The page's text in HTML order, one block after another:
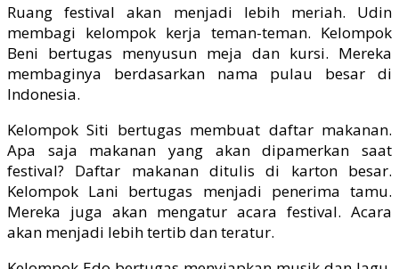
Ruang festival akan menjadi lebih meriah. Udin
membagi kelompok kerja teman-teman. Kelompok
Beni bertugas menyusun meja dan kursi. Mereka
membaginya berdasarkan nama pulau besar di
Indonesia.
Kelompok Siti bertugas membuat daftar makanan.
Apa saja makanan yang akan dipamerkan saat
festival? Daftar makanan ditulis di karton besar.
Kelompok Lani bertugas menjadi penerima tamu.
Mereka juga akan mengatur acara festival. Acara
akan menjadi lebih tertib dan teratur.